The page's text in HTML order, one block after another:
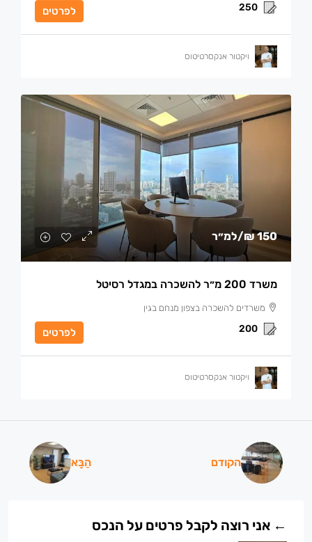
250 לפרטים
ויקטור אנקסרטיטוס
150 ₪ /למ״ר
משרד 200 מ״ר להשכרה במגדל רסיטל
משרדים להשכרה בצפון מנחם בגין
200 לפרטים
ויקטור אנקסרטיטוס
הקודם הַבָּא